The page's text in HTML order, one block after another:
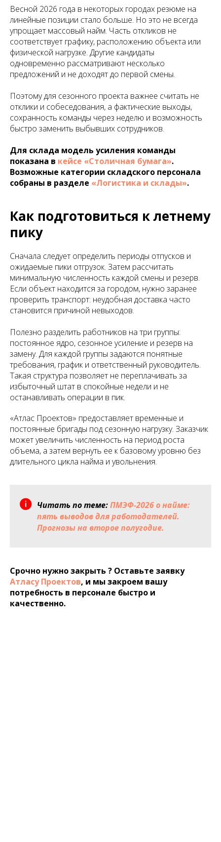
Весной 2026 года в некоторых городах резюме на
линейные позиции стало больше. Но это не всегда
упрощает массовый найм. Часть откликов не
соответствует графику, расположению объекта или
физической нагрузке. Другие кандидаты
одновременно рассматривают несколько
предложений и не доходят до первой смены.
Поэтому для сезонного проекта важнее считать не
отклики и собеседования, а фактические выходы,
сохранность команды через неделю и возможность
быстро заменить выбывших сотрудников.
Для склада модель усиления команды
показана в кейсе «Столичная бумага».
Возможные категории складского персонала
собраны в разделе «Логистика и склады».
Как подготовиться к летнему
пику
Сначала следует определить периоды отпусков и
ожидаемые пики отгрузок. Затем рассчитать
минимальную численность каждой смены и резерв.
Если объект находится за городом, нужно заранее
проверить транспорт: неудобная доставка часто
становится причиной невыходов.
Полезно разделить работников на три группы:
постоянное ядро, сезонное усиление и резерв на
замену. Для каждой группы задаются понятные
требования, график и ответственный руководитель.
Такая структура позволяет не переплачивать за
избыточный штат в спокойные недели и не
останавливать операции в пик.
«Атлас Проектов» предоставляет временные и
постоянные бригады под сезонную нагрузку. Заказчик
может увеличить численность на период роста
объема, а затем вернуть ее к базовому уровню без
длительного цикла найма и увольнения.
Читать по теме:ПМЭФ-2026 о найме:
пять выводов для работодателей.
Прогнозы на второе полугодие.
Срочно нужно закрыть ? Оставьте заявку
Атласу Проектов, и мы закроем вашу
потребность в персонале быстро и
качественно.